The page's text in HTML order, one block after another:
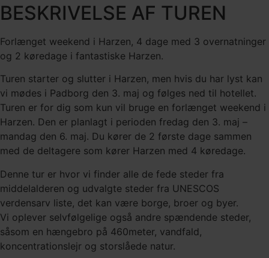
BESKRIVELSE AF TUREN
Forlænget weekend i Harzen, 4 dage med 3 overnatninger
og 2 køredage i fantastiske Harzen.
Turen starter og slutter i Harzen, men hvis du har lyst kan
vi mødes i Padborg den 3. maj og følges ned til hotellet.
Turen er for dig som kun vil bruge en forlænget weekend i
Harzen. Den er planlagt i perioden fredag den 3. maj –
mandag den 6. maj. Du kører de 2 første dage sammen
med de deltagere som kører Harzen med 4 køredage.
Denne tur er hvor vi finder alle de fede steder fra
middelalderen og udvalgte steder fra UNESCOS
verdensarv liste, det kan være borge, broer og byer.
Vi oplever selvfølgelige også andre spændende steder,
såsom en hængebro på 460meter, vandfald,
koncentrationslejr og storslåede natur.